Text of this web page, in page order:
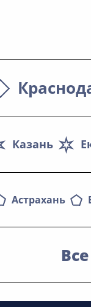
Казань
Астрахань